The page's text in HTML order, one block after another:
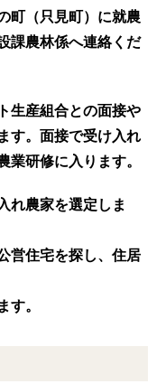
町（只見町）に就農
課農林係へ連絡くだ
生産組合との面接や
す。面接で受け入れ
業研修に入ります。
れ農家を選定しま
営住宅を探し、住居
す。